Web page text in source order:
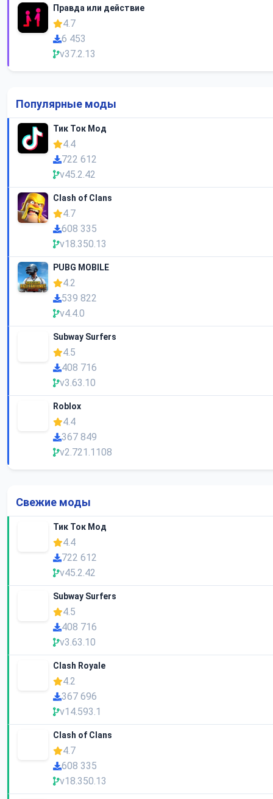
Правда или действие
4.7
6 453
v37.2.13
Популярные моды
Тик Ток Мод
4.4
722 612
v45.2.42
Clash of Clans
4.7
608 335
v18.350.13
PUBG MOBILE
4.2
539 822
v4.4.0
Subway Surfers
4.5
408 716
v3.63.10
Roblox
4.4
367 849
v2.721.1108
Свежие моды
Тик Ток Мод
4.4
722 612
v45.2.42
Subway Surfers
4.5
408 716
v3.63.10
Clash Royale
4.2
367 696
v14.593.1
Clash of Clans
4.7
608 335
v18.350.13